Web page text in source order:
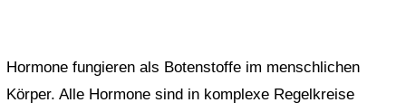
Hormone fungieren als Botenstoffe im menschlichen
Körper. Alle Hormone sind in komplexe Regelkreise